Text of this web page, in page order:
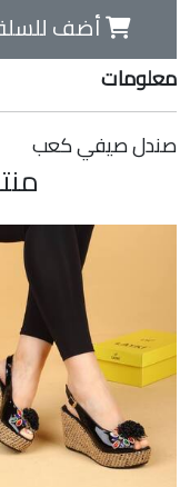
أضف
معلومات
صندل صيفي كعب